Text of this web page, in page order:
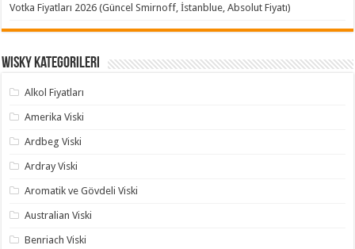
Votka Fiyatları 2026 (Güncel Smirnoff, İstanblue, Absolut Fiyatı)
Wisky Kategorileri
Alkol Fiyatları
Amerika Viski
Ardbeg Viski
Ardray Viski
Aromatik ve Gövdeli Viski
Australian Viski
Benriach Viski